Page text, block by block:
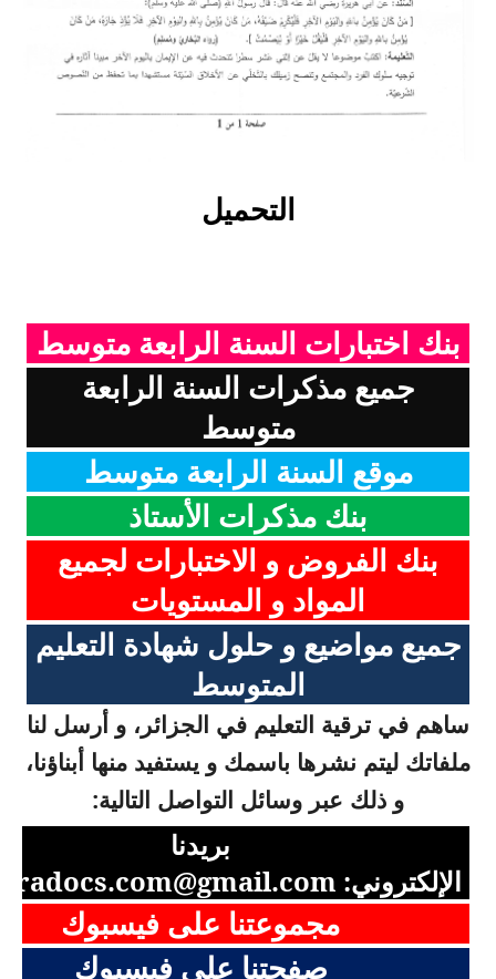
بحوث الرياضيات
بحوث التاريخ و الجغرافيا
بحوث الفيزياء و الكيمياء
بحوث اللغة الفرنسية
بحوث في مجالات اخرى
التحميل
بنك اختبارات السنة الرابعة متوسط
جميع مذكرات السنة الرابعة
متوسط
موقع السنة الرابعة متوسط
بنك مذكرات الأستاذ
بنك الفروض و الاختبارات لجميع
المواد و المستويات
جميع مواضيع و حلول شهادة التعليم
المتوسط
ساهم في ترقية التعليم في الجزائر، و أرسل لنا
ملفاتك ليتم نشرها باسمك و يستفيد منها أبناؤنا،
و ذلك عبر وسائل التواصل التالية:
بريدنا
الإلكتروني:
مجموعتنا على فيسبوك
صفحتنا على فيسبوك